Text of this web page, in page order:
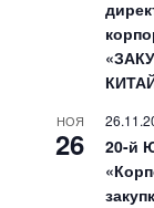
НОЯ
26
20-й